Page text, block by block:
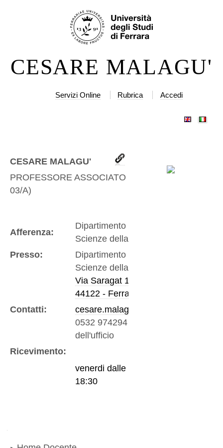
Salta
alla
CESARE MALAGU'
Servizi Online Rubrica Accedi
CESARE MALAGU'
PROFESSORE ASSOCIATO
03/A)
Afferenza:
Dipartimento di Fisica e
Scienze della Terra
Presso:
Dipartimento di Fisica e
Scienze della Terra
Via Saragat 1
44122 - Ferrara
Contatti:
cesare.malagu@unife.it
0532 974294
dell'ufficio
Ricevimento:
venerdi dalle 15:30 alle
18:30